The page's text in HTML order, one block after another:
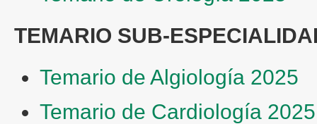
TEMARIO SUB-
Temario de Algiología 2025
Temario de Cardiología 2025